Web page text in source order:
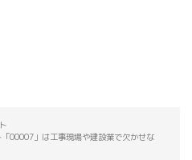
00007」は工事現場や建設業で欠かせな